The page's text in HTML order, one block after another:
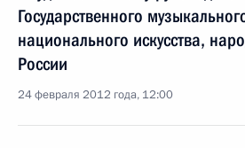
Государственного
национального искусства,
России
24 февраля 2012 года, 12:00